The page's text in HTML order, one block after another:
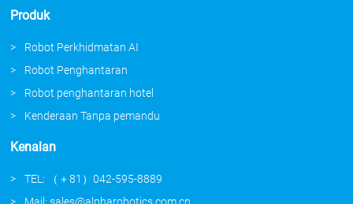
Produk
Robot Perkhidmatan AI
Robot Penghantaran
Robot penghantaran hotel
Kenderaan Tanpa pemandu
Kenalan
TEL: （＋81）042-595-8889